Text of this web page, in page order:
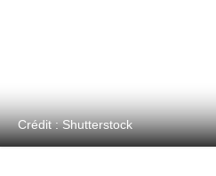
Crédit : Shutterstock